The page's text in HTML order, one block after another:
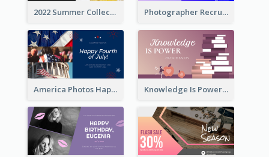
2022 Summer Collection Discount Twitter Post Photographer Recruit Twitter Post
America Photos Happy 4th Of July Twitter Post Knowledge Is Power Quote Twitter Post